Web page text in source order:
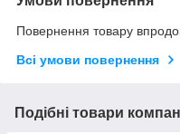
Повернення товару
Всі умови повернення
Подібні товари